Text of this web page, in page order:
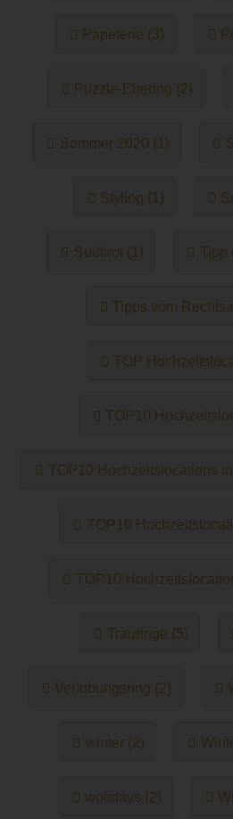
Papeterie (3)
Puzzle-Ehering (2)
Sommer 2020 (1)
Styling (1)
Südtirol (1) Tipp
Tipps vom
TOP
TOP10
TOP10 Hochzeitslocations
TOP10
TOP10
Trauringe (5)
Verlobungsring (2)
winter (2)
wolidays (2)